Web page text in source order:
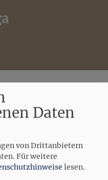
19.30 Uhr (
Daten
von Drittanbietern
Für weitere
lesen.